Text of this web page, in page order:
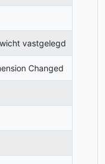
vastgelegd
Changed